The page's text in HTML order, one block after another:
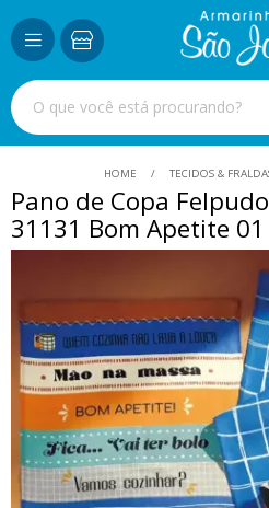
HOME TECIDOS &
Pano de Copa
31131 Bom Apetite